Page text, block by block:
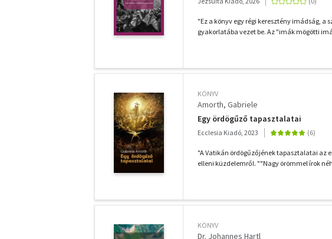
"Ez a könyv egy régi keresztény imádság, a
gyakorlatába vezet be. Az "imák mögötti
KÖNYV
Amorth, Gabriele
Egy ördögűző tapasztalatai
Ecclesia Kiadó, 2023
"A Vatikán ördögűzőjének tapasztalatai az
elleni küzdelemről. ""Nagy örömmel írok
KÖNYV
Dr. Johannes Hartl